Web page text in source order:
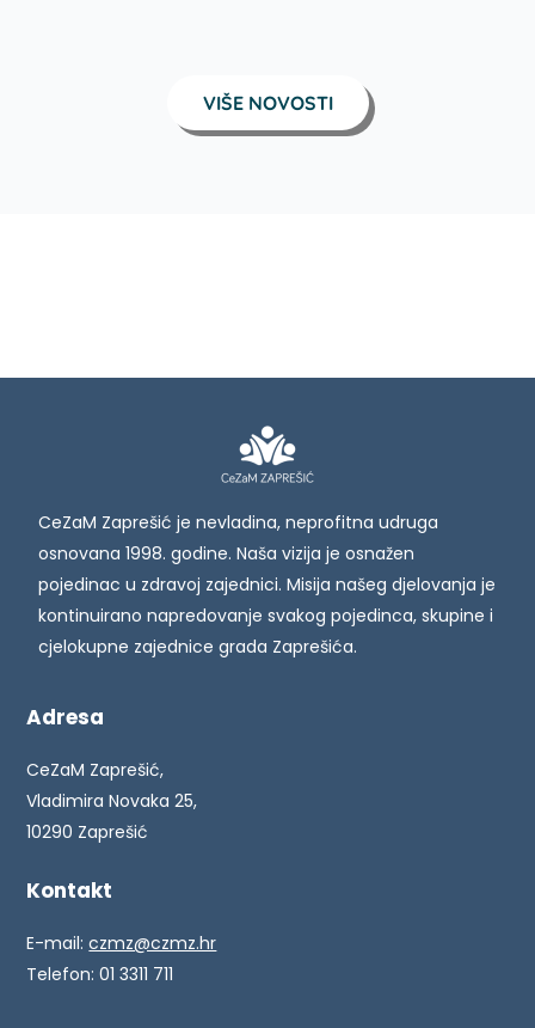
VIŠE NOVOSTI
CeZaM Zaprešić je nevladina, neprofitna udruga
osnovana 1998. godine. Naša vizija je osnažen
pojedinac u zdravoj zajednici. Misija našeg djelovanja je
kontinuirano napredovanje svakog pojedinca, skupine i
cjelokupne zajednice grada Zaprešića.
Adresa
CeZaM Zaprešić,
Vladimira Novaka 25,
10290 Zaprešić
Kontakt
E-mail:czmz@czmz.hr
Telefon: 01 3311 711